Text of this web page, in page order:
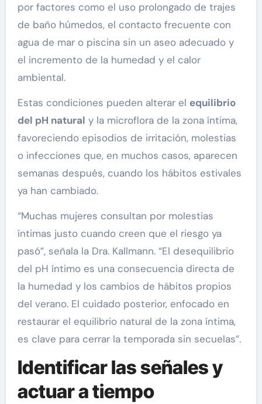
por factores como el uso prolongado de trajes
de baño húmedos, el contacto frecuente con
agua de mar o piscina sin un aseo adecuado y
el incremento de la humedad y el calor
ambiental.
Estas condiciones pueden alterar el equilibrio
del pH natural y la microflora de la zona íntima,
favoreciendo episodios de irritación, molestias
o infecciones que, en muchos casos, aparecen
semanas después, cuando los hábitos estivales
ya han cambiado.
“Muchas mujeres consultan por molestias
íntimas justo cuando creen que el riesgo ya
pasó”, señala la Dra. Kallmann. “El desequilibrio
del pH íntimo es una consecuencia directa de
la humedad y los cambios de hábitos propios
del verano. El cuidado posterior, enfocado en
restaurar el equilibrio natural de la zona íntima,
es clave para cerrar la temporada sin secuelas”.
Identificar las señales y
actuar a tiempo